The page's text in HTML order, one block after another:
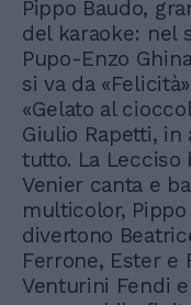
Pippo Baudo,
del karaoke: nel
Pupo-Enzo
si va da
«Gelato al
Giulio Rapetti, in
tutto. La Lecciso
Venier canta e
multicolor,
divertono
Ferrone, Ester e
Venturini Fendi